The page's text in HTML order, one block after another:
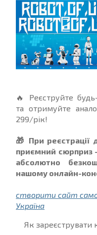
🔥 Реєструйте
та отримуйте
299/рік!
🎁 При реєстрації
приємний сюрприз
абсолютно
нашому онлайн-
створити сайт
Україна
Як зареєструвати